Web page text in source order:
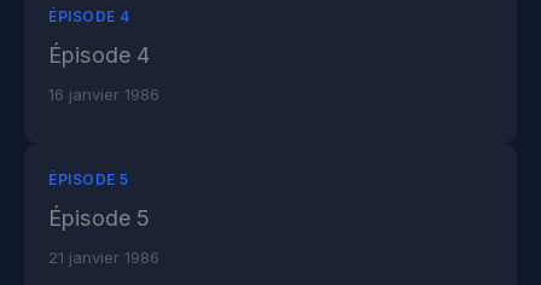
ÉPISODE 4
Épisode 4
16 janvier 1986
ÉPISODE 5
Épisode 5
21 janvier 1986